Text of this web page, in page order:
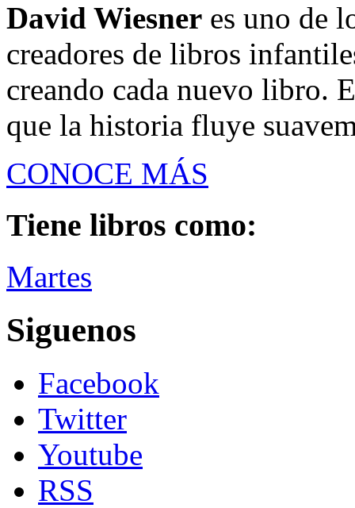
David Wiesner es uno de
creadores de libros
creando cada nuevo libro.
que la historia fluye
CONOCE MÁS
Tiene libros como:
Martes
Siguenos
Facebook
Twitter
Youtube
RSS